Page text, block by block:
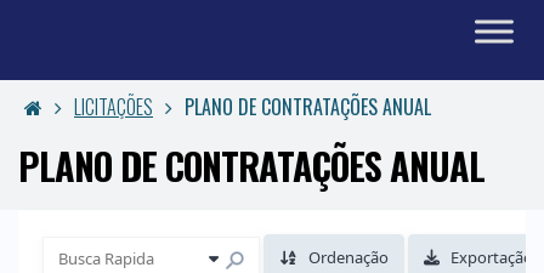
LICITAÇÕES PLANO DE CONTRATAÇÕES ANUAL
PLANO DE CONTRATAÇÕES ANUAL